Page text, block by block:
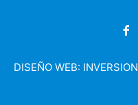
DISEÑO WEB: